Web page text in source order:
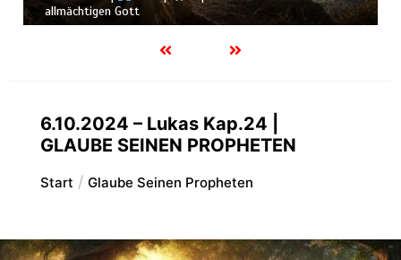
allmächtigen Gott
6.10.2024 – Lukas Kap.24 |
GLAUBE SEINEN PROPHETEN
Start Glaube Seinen Propheten